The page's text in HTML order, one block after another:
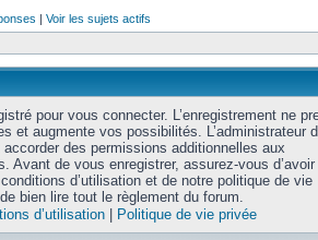
| Voir les sujets actifs
pour vous connecter. L’enregistrement ne
et augmente vos possibilités. L’administrateur
des permissions additionnelles aux
Avant de vous enregistrer, assurez-vous
d’utilisation et de notre politique de vie
bien lire tout le règlement du forum.
d’utilisation
Politique de vie privée